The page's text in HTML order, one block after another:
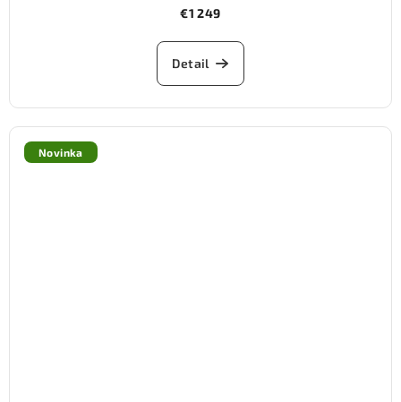
€1 249
Detail
Novinka